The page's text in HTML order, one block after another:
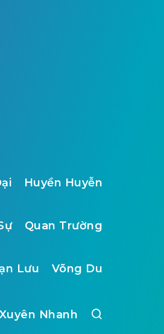
Huyền Huyễn
Quan Trường
Lưu Võng Du
Xuyên Nhanh